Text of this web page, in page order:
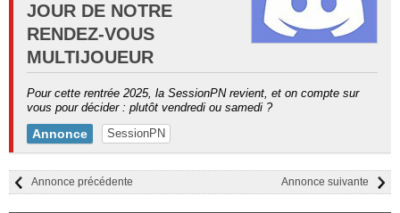
JOUR DE NOTRE
RENDEZ-VOUS
MULTIJOUEUR
Pour cette rentrée 2025, la SessionPN revient, et on compte sur
vous pour décider : plutôt vendredi ou samedi ?
Annonce SessionPN
Annonce suivante
Annonce précédente